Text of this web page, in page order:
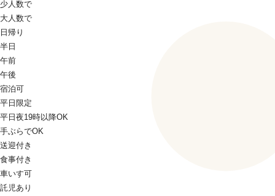
少人数で
大人数で
日帰り
半日
午前
午後
宿泊可
平日限定
平日夜19時以降OK
手ぶらでOK
送迎付き
食事付き
車いす可
託児あり